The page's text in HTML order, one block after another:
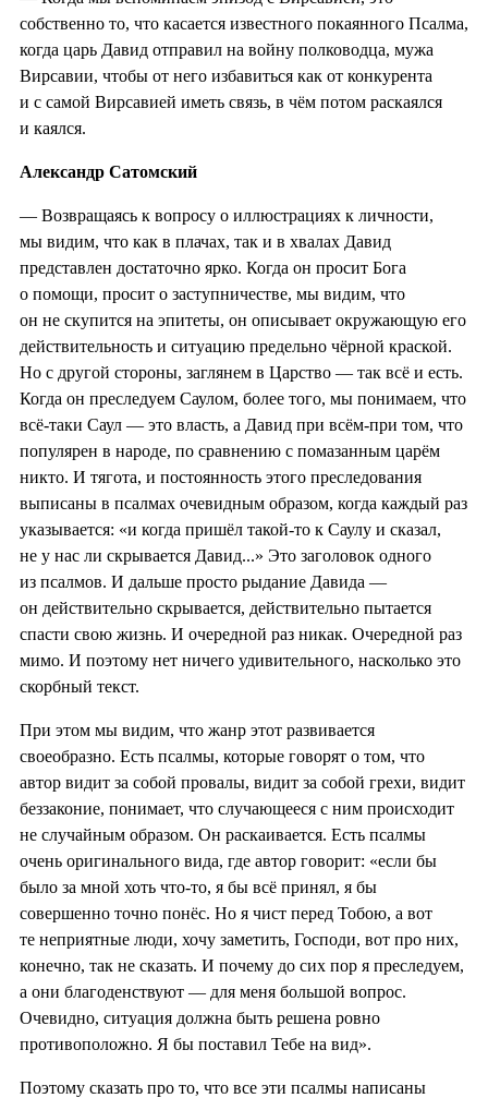
собственно то, что касается известного покаянного Псалма,
когда царь Давид отправил на войну полководца, мужа
Вирсавии, чтобы от него избавиться как от конкурента
и с самой Вирсавией иметь связь, в чём потом раскаялся
и каялся.
Александр Сатомский
— Возвращаясь к вопросу о иллюстрациях к личности,
мы видим, что как в плачах, так и в хвалах Давид
представлен достаточно ярко. Когда он просит Бога
о помощи, просит о заступничестве, мы видим, что
он не скупится на эпитеты, он описывает окружающую его
действительность и ситуацию предельно чёрной краской.
Но с другой стороны, заглянем в Царство — так всё и есть.
Когда он преследуем Саулом, более того, мы понимаем, что
всё-таки Саул — это власть, а Давид при всём-при том, что
популярен в народе, по сравнению с помазанным царём
никто. И тягота, и постоянность этого преследования
выписаны в псалмах очевидным образом, когда каждый раз
указывается: «и когда пришёл такой-то к Саулу и сказал,
не у нас ли скрывается Давид...» Это заголовок одного
из псалмов. И дальше просто рыдание Давида —
он действительно скрывается, действительно пытается
спасти свою жизнь. И очередной раз никак. Очередной раз
мимо. И поэтому нет ничего удивительного, насколько это
скорбный текст.
При этом мы видим, что жанр этот развивается
своеобразно. Есть псалмы, которые говорят о том, что
автор видит за собой провалы, видит за собой грехи, видит
беззаконие, понимает, что случающееся с ним происходит
не случайным образом. Он раскаивается. Есть псалмы
очень оригинального вида, где автор говорит: «если бы
было за мной хоть что-то, я бы всё принял, я бы
совершенно точно понёс. Но я чист перед Тобою, а вот
те неприятные люди, хочу заметить, Господи, вот про них,
конечно, так не сказать. И почему до сих пор я преследуем,
а они благоденствуют — для меня большой вопрос.
Очевидно, ситуация должна быть решена ровно
противоположно. Я бы поставил Тебе на вид».
Поэтому сказать про то, что все эти псалмы написаны